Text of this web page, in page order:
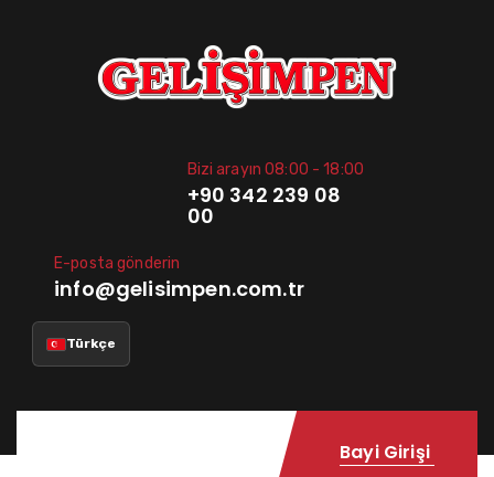
Bizi arayın 08:00 - 18:00
+90 342 239 08
00
E-posta gönderin
info@gelisimpen.com.tr
Türkçe
Bayi Girişi